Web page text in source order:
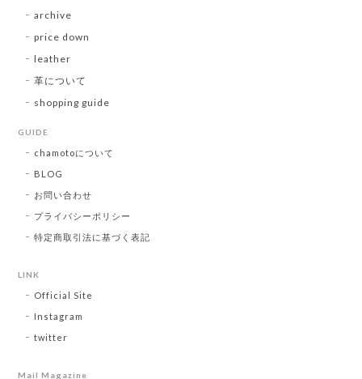
archive
price down
leather
革について
shopping guide
GUIDE
chamotoについて
BLOG
お問い合わせ
プライバシーポリシー
特定商取引法に基づく表記
LINK
Official Site
Instagram
twitter
Mail Magazine